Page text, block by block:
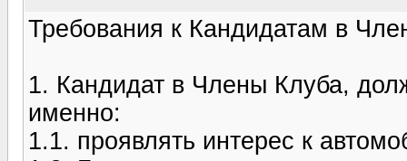
Требования к Кандидатам в
1. Кандидат в Члены Клуба,
именно:
1.1. проявлять интерес к